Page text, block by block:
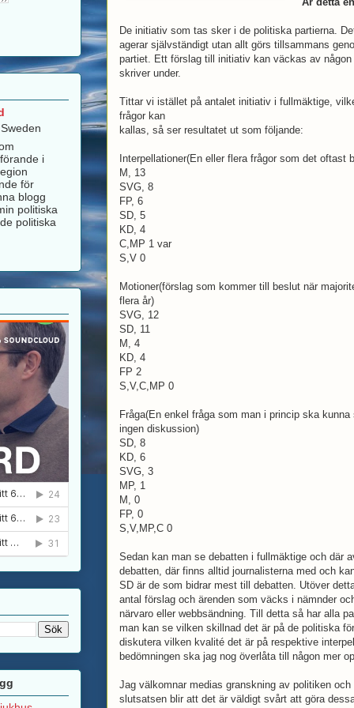
De initiativ som tas sker i de politiska partierna.
agerar självständigt utan allt görs tillsammans
partiet. Ett förslag till initiativ kan väckas av
skriver under.
Tittar vi istället på antalet initiativ i fullmäktige,
frågor kan
kallas, så ser resultatet ut som följande:
Interpellationer(En eller flera frågor som det oftast
M, 13
SVG, 8
FP, 6
SD, 5
KD, 4
C,MP 1 var
S,V 0
Motioner(förslag som kommer till beslut när
flera år)
SVG, 12
SD, 11
M, 4
KD, 4
FP 2
S,V,C,MP 0
Fråga(En enkel fråga som man i princip ska
ingen diskussion)
SD, 8
KD, 6
SVG, 3
MP, 1
M, 0
FP, 0
S,V,MP,C 0
Sedan kan man se debatten i fullmäktige och där
debatten, där finns alltid journalisterna med och
SD är de som bidrar mest till debatten. Utöver
antal förslag och ärenden som väcks i nämnder
närvaro eller webbsändning. Till detta så har alla
man kan se vilken skillnad det är på de politiska
diskutera vilken kvalité det är på respektive
bedömningen ska jag nog överlåta till någon mer
Jag välkomnar medias granskning av politiken
slutsatsen blir att det är väldigt svårt att göra
i
för
blogg
politiska
politiska